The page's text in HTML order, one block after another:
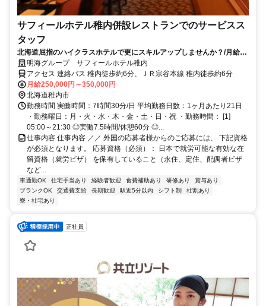
サフィールホテル稚内併設レストランでのサービスス
タッフ
北海道屈指のハイクラスホテルで更にスキルアップしませんか？/月給25
万円～◎昇給・賞与あり◎
明海グループ サフィールホテル稚内
アクセス 連絡バス 稚内徒歩約6分、ＪＲ宗谷本線 稚内徒歩約6分
月給250,000円～350,000円
北海道稚内市
勤務時間 実働時間：7時間30分/日 平均勤務日数：1ヶ月あたり21日
・勤務曜日：月・火・水・木・金・土・日・祝 ・勤務時間： [1]
05:00～21:30 ◎実働7.5時間/休憩60分 ◎...
仕事内容 仕事内容 ／／ 外国の応募者様からのご応募には、 下記資格
が必須となります。 応募資格（必須）： 日本で就労可能な有効な在
留資格（就労ビザ） を保有していること（永住、定住、配偶者ビザ
など...
車通勤OK 住宅手当あり 経験者歓迎 食費補助あり 研修あり
賞与あり
ブランクOK
交通費支給 長期歓迎 駅近5分以内 シフト制
社割あり
寮・社宅あり
正社員